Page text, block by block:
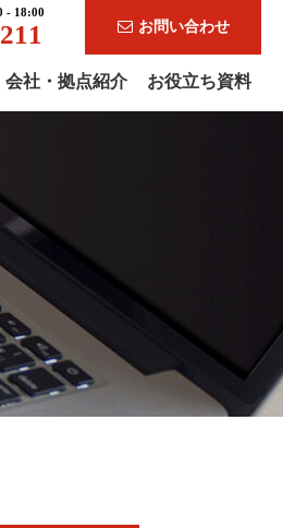
会社・拠点紹介 お役立ち資料
- 18:00
お問い合わせ